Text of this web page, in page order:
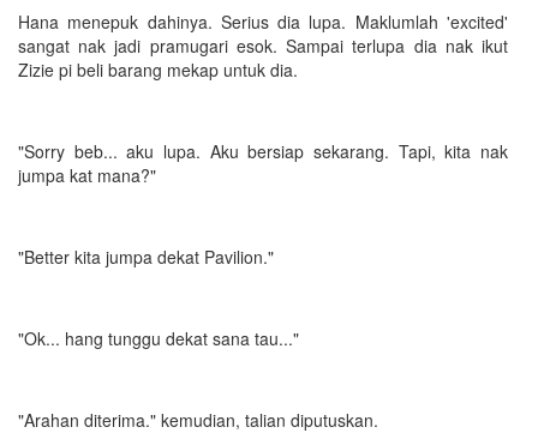
Hana menepuk dahinya. Serius dia lupa. Maklumlah 'excited'
sangat nak jadi pramugari esok. Sampai terlupa dia nak ikut
Zizie pi beli barang mekap untuk dia.
"Sorry beb... aku lupa. Aku bersiap sekarang. Tapi, kita nak
jumpa kat mana?"
"Better kita jumpa dekat Pavilion."
"Ok... hang tunggu dekat sana tau..."
"Arahan diterima." kemudian, talian diputuskan.